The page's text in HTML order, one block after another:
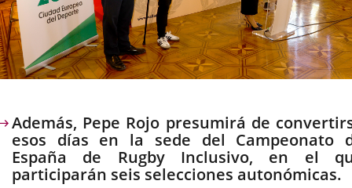
Además, Pepe Rojo presumirá de
esos días en la sede del Campeonato
España de Rugby Inclusivo, en el
participarán seis selecciones autonómicas.